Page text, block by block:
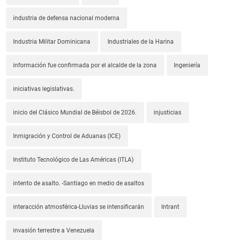
industria de defensa nacional moderna
Industria Militar Dominicana Industriales de la Harina
información fue confirmada por el alcalde de la zona Ingeniería
iniciativas legislativas.
inicio del Clásico Mundial de Béisbol de 2026. injusticias
Inmigración y Control de Aduanas (ICE)
Instituto Tecnológico de Las Américas (ITLA)
intento de asalto. -Santiago en medio de asaltos
interacción atmosférica-Lluvias se intensificarán Intrant
invasión terrestre a Venezuela